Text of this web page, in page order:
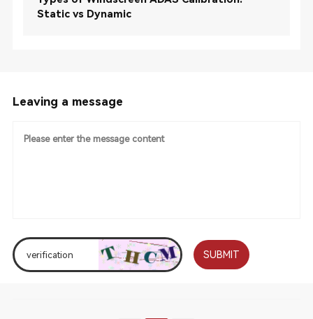
Static vs Dynamic
Leaving a message
SUBMIT